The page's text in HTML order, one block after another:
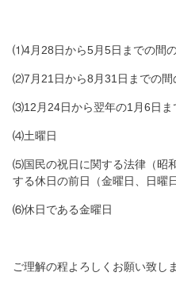
⑴4月28日から5月5日までの間
⑵7月21日から8月31日までの間
⑶12月24日から翌年の1月6日ま
⑷土曜日
⑸国民の祝日に関する法律（昭
する休日の前日（金曜日、日曜
⑹休日である金曜日
ご理解の程よろしくお願い致し